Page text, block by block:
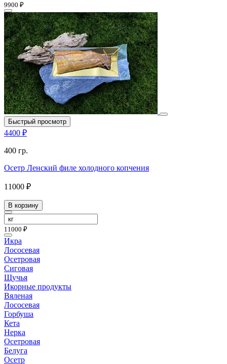
9900 ₽
Быстрый просмотр
4400 ₽
400 гр.
Осетр Ленский филе холодного копчения
11000 ₽
В корзину
11000 ₽
Икра
Лососевая
Осетровая
Сиговая
Щучья
Икорные продукты
Вяленая
Лососевая
Горбуша
Кета
Нерка
Осетровая
Белуга
Осетр